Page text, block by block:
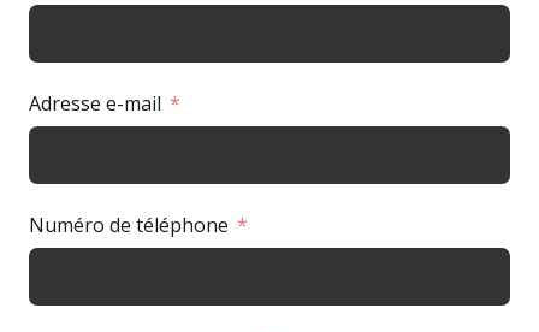
Adresse e-mail
Numéro de téléphone